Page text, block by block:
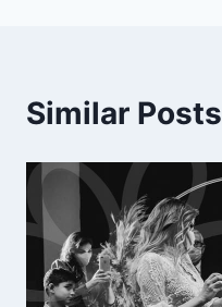
Similar Posts